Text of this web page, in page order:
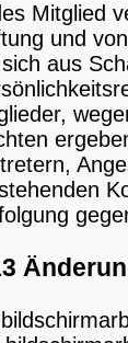
Mitglied
und
aus